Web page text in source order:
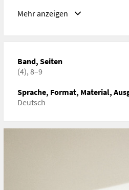
https://igkultur.at/praxis/drm-
Mehr anzeigen
Band, Seiten
(4), 8–9
Sprache, Format, Material,
Deutsch